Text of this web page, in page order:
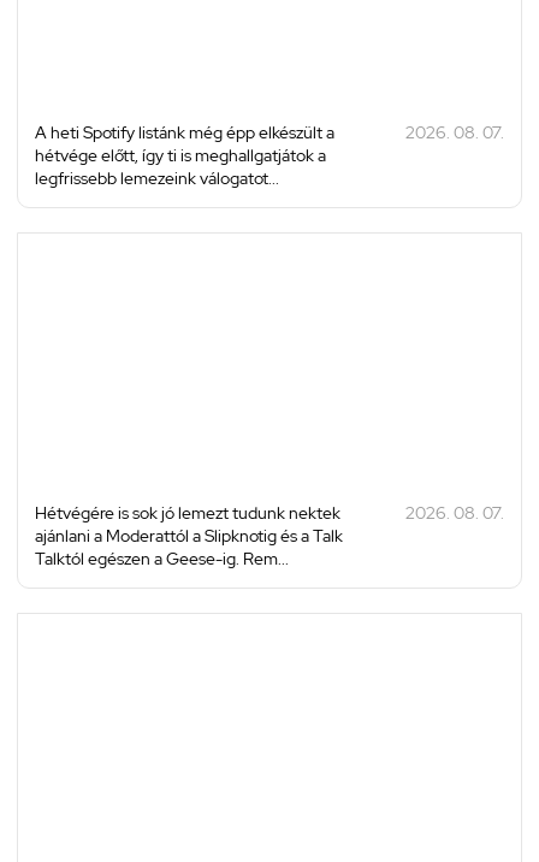
A heti Spotify listánk még épp elkészült a
hétvége előtt, így ti is meghallgatjátok a
legfrissebb lemezeink válogatot...
2026. 08. 07.
Hétvégére is sok jó lemezt tudunk nektek
ajánlani a Moderattól a Slipknotig és a Talk
Talktól egészen a Geese-ig. Rem...
2026. 08. 07.